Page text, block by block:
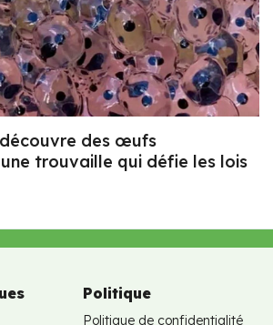
des œufs
trouvaille qui défie les lois
Politique
Politique de confidentialité